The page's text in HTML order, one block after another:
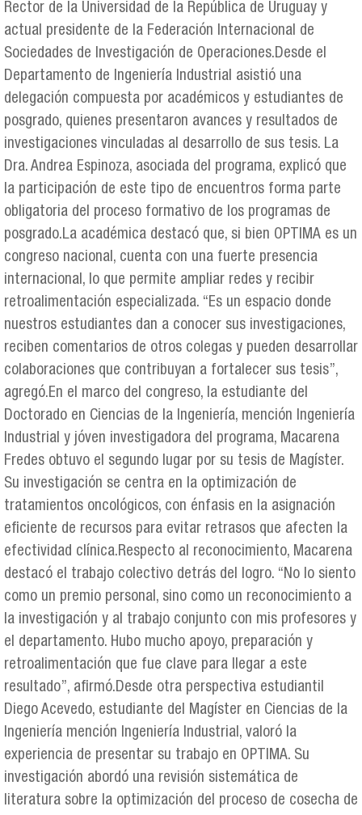
Rector de la Universidad de la República de Uruguay y
actual presidente de la Federación Internacional de
Sociedades de Investigación de Operaciones.Desde el
Departamento de Ingeniería Industrial asistió una
delegación compuesta por académicos y estudiantes de
posgrado, quienes presentaron avances y resultados de
investigaciones vinculadas al desarrollo de sus tesis. La
Dra. Andrea Espinoza, asociada del programa, explicó que
la participación de este tipo de encuentros forma parte
obligatoria del proceso formativo de los programas de
posgrado.La académica destacó que, si bien OPTIMA es un
congreso nacional, cuenta con una fuerte presencia
internacional, lo que permite ampliar redes y recibir
retroalimentación especializada. “Es un espacio donde
nuestros estudiantes dan a conocer sus investigaciones,
reciben comentarios de otros colegas y pueden desarrollar
colaboraciones que contribuyan a fortalecer sus tesis”,
agregó.En el marco del congreso, la estudiante del
Doctorado en Ciencias de la Ingeniería, mención Ingeniería
Industrial y jóven investigadora del programa, Macarena
Fredes obtuvo el segundo lugar por su tesis de Magíster.
Su investigación se centra en la optimización de
tratamientos oncológicos, con énfasis en la asignación
eficiente de recursos para evitar retrasos que afecten la
efectividad clínica.Respecto al reconocimiento, Macarena
destacó el trabajo colectivo detrás del logro. “No lo siento
como un premio personal, sino como un reconocimiento a
la investigación y al trabajo conjunto con mis profesores y
el departamento. Hubo mucho apoyo, preparación y
retroalimentación que fue clave para llegar a este
resultado”, afirmó.Desde otra perspectiva estudiantil
Diego Acevedo, estudiante del Magíster en Ciencias de la
Ingeniería mención Ingeniería Industrial, valoró la
experiencia de presentar su trabajo en OPTIMA. Su
investigación abordó una revisión sistemática de
literatura sobre la optimización del proceso de cosecha de